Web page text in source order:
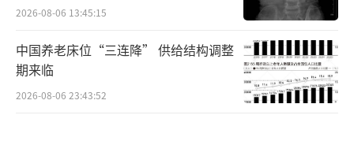
2026-08-06 13:45:15
中国养老床位“三连降” 供给结构调整
期来临
2026-08-06 23:43:52